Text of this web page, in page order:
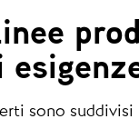
sono suddivisi